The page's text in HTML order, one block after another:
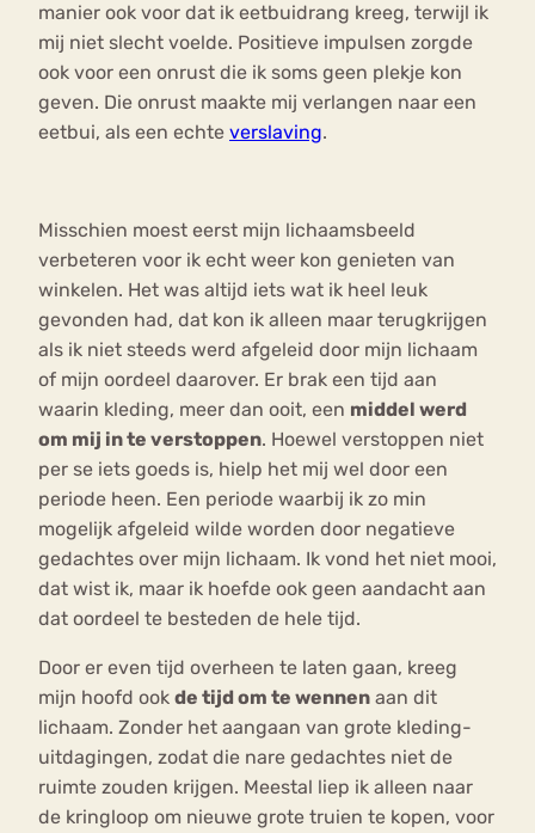
manier ook voor dat ik eetbuidrang kreeg, terwijl ik
mij niet slecht voelde. Positieve impulsen zorgde
ook voor een onrust die ik soms geen plekje kon
geven. Die onrust maakte mij verlangen naar een
eetbui, als een echte verslaving.
Misschien moest eerst mijn lichaamsbeeld
verbeteren voor ik echt weer kon genieten van
winkelen. Het was altijd iets wat ik heel leuk
gevonden had, dat kon ik alleen maar terugkrijgen
als ik niet steeds werd afgeleid door mijn lichaam
of mijn oordeel daarover. Er brak een tijd aan
waarin kleding, meer dan ooit, een middel werd
om mij in te verstoppen. Hoewel verstoppen niet
per se iets goeds is, hielp het mij wel door een
periode heen. Een periode waarbij ik zo min
mogelijk afgeleid wilde worden door negatieve
gedachtes over mijn lichaam. Ik vond het niet mooi,
dat wist ik, maar ik hoefde ook geen aandacht aan
dat oordeel te besteden de hele tijd.
Door er even tijd overheen te laten gaan, kreeg
mijn hoofd ook de tijd om te wennen aan dit
lichaam. Zonder het aangaan van grote kleding-
uitdagingen, zodat die nare gedachtes niet de
ruimte zouden krijgen. Meestal liep ik alleen naar
de kringloop om nieuwe grote truien te kopen, voor